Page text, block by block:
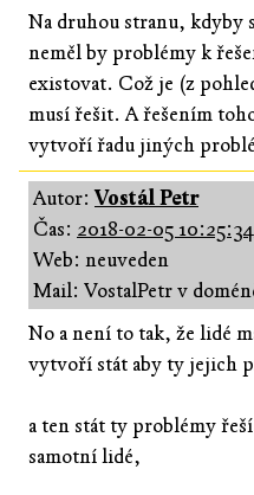
Na druhou stranu, kdyby
neměl by problémy k
existovat. Což je (z
musí řešit. A řešením
vytvoří řadu jiných
Autor:Vostál Petr
Čas: 2018-02-05 10:25:34
Web: neuveden
Mail: VostalPetr v
No a není to tak, že lidé
vytvoří stát aby ty jejich
a ten stát ty problémy
samotní lidé,